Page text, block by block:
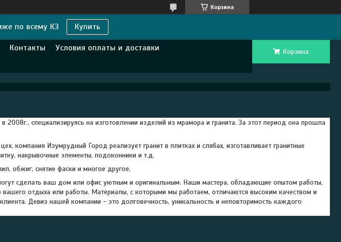
Корзина
по всему КЗ Купить
Контакты
Условия оплаты и доставки
Корзина
специализируясь на изготовлении изделий из мрамора и гранита. За этот период она прошла
компания Изумрудный Город реализует гранит в плитках и слябах, изготавливает гранитные
накрывочные элементы, подоконники и т.д.
обжиг, снятие фаски и многое другое.
сделать ваш дом или офис уютным и оригинальным. Наши мастера, обладающие опытом работы,
вашего отдыха или работы. Материалы, с которыми мы работаем, отличаются высоким качеством и
Девиз нашей компании - это долговечность, уникальность и неповторимость каждого